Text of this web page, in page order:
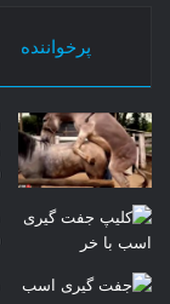
پرخواننده